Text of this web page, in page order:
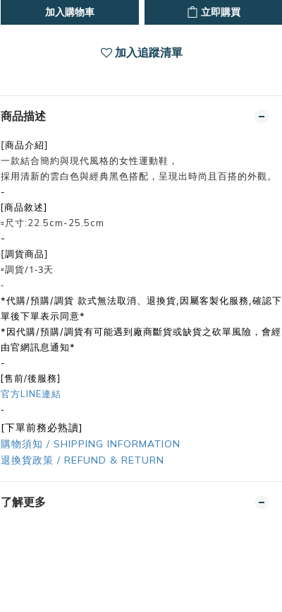
加入購物車 立即購買
加入追蹤清單
商品描述
[商品介紹]
一款結合簡約與現代風格的女性運動鞋，
採用清新的雲白色與經典黑色搭配，呈現出時尚且百搭的外觀。
-
[商品敘述]
▫️尺寸:22.5cm-25.5cm
-
[調貨商品]
▫️調貨/1-3天
-
*代購/預購/調貨 款式無法取消、退換貨,因屬客製化服務,確認下
單後下單表示同意*
*因代購/預購/調貨有可能遇到廠商斷貨或缺貨之砍單風險，會經
由官網訊息通知*
-
[售前/後服務]
官方LINE連結
-
[下單前務必熟讀]
購物須知 / SHIPPING INFORMATION
退換貨政策 / REFUND & RETURN
了解更多